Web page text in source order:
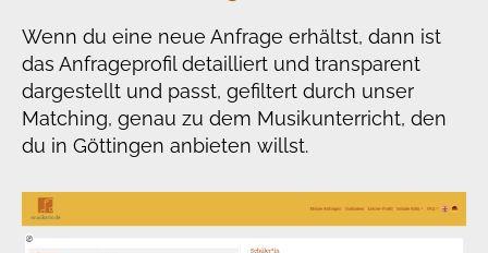
Wenn du eine neue Anfrage erhältst, dann ist
das Anfrageprofil detailliert und transparent
dargestellt und passt, gefiltert durch unser
Matching, genau zu dem Musikunterricht, den
du in Göttingen anbieten willst.